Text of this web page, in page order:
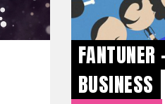
FANTUNER
BUSINESS